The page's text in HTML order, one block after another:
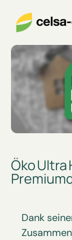
Öko Ultra
Dank